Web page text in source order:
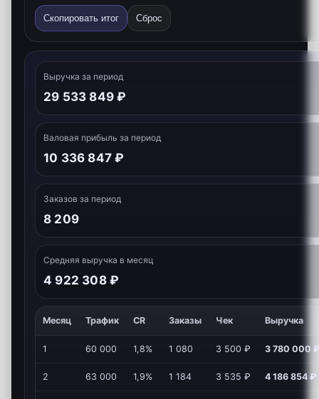
Скопировать итог Сброс
Выручка за период
29 533 849 ₽
Валовая прибыль за период
10 336 847 ₽
Заказов за период
8 209
Средняя выручка в месяц
4 922 308 ₽
Месяц Трафик CR Заказы Чек Выручка
1 60 000 1,8% 1 080 3 500 ₽ 3 780 000 ₽
2 63 000 1,9% 1 184 3 535 ₽ 4 186 854 ₽